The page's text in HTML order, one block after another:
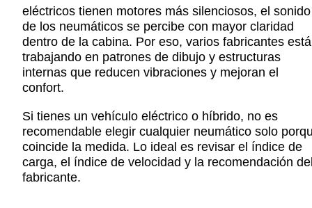
eléctricos tienen motores más silenciosos, el sonido
de los neumáticos se percibe con mayor claridad
dentro de la cabina. Por eso, varios fabricantes
trabajando en patrones de dibujo y estructuras
internas que reducen vibraciones y mejoran el
confort.
Si tienes un vehículo eléctrico o híbrido, no es
recomendable elegir cualquier neumático solo
coincide la medida. Lo ideal es revisar el índice de
carga, el índice de velocidad y la recomendación
fabricante.